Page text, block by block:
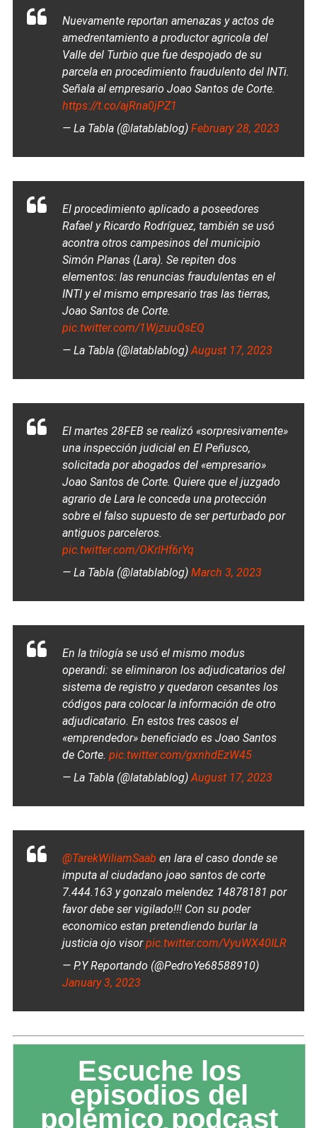
Nuevamente reportan amenazas y actos de
amedrentamiento a productor agricola del
Valle del Turbio que fue despojado de su
parcela en procedimiento fraudulento del INTi.
Señala al empresario Joao Santos de Corte.
https://t.co/ajRna0jPZ1
— La Tabla (@latablablog) February 28, 2023
El procedimiento aplicado a poseedores
Rafael y Ricardo Rodríguez, también se usó
acontra otros campesinos del municipio
Simón Planas (Lara). Se repiten dos
elementos: las renuncias fraudulentas en el
INTI y el mismo empresario tras las tierras,
Joao Santos de Corte.
pic.twitter.com/1WjzuuQsEQ
— La Tabla (@latablablog)August 17, 2023
El martes 28FEB se realizó «sorpresivamente»
una inspección judicial en El Peñusco,
solicitada por abogados del «empresario»
Joao Santos de Corte. Quiere que el juzgado
agrario de Lara le conceda una protección
sobre el falso supuesto de ser perturbado por
antiguos parceleros.
pic.twitter.com/OKrlHf6rYq
— La Tabla (@latablablog) March 3, 2023
En la trilogía se usó el mismo modus
operandi: se eliminaron los adjudicatarios del
sistema de registro y quedaron cesantes los
códigos para colocar la información de otro
adjudicatario. En estos tres casos el
«emprendedor» beneficiado es Joao Santos
de Corte. pic.twitter.com/gxnhdEzW45
— La Tabla (@latablablog)August 17, 2023
@TarekWiliamSaab en lara el caso donde se
imputa al ciudadano joao santos de corte
7.444.163 y gonzalo melendez 14878181 por
favor debe ser vigilado!!! Con su poder
economico estan pretendiendo burlar la
justicia ojo visorpic.twitter.com/VyuWX40ILR
— P.Y Reportando (@PedroYe68588910)
January 3, 2023
Escuche los
episodios del
polémico podcast